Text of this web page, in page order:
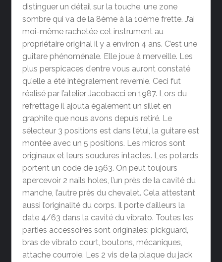
distinguer un détail sur la touche, une zone
sombre qui va de la 8ème à la 10ème frette. J’ai
moi-même rachetée cet instrument au
propriétaire original il y a environ 4 ans. C’est une
guitare phénoménale. Elle joue à merveille. Les
plus perspicaces d’entre vous auront constaté
qu’elle a été intégralement revernie. Ceci fut
réalisé par l’atelier Jacobacci en 1987. Lors du
refrettage il ajouta également un sillet en
graphite que nous avons depuis retiré. Le
sélecteur 3 positions est dans l’étui, la guitare est
montée avec un 5 positions. Les micros sont
originaux et leurs soudures intactes. Les potards
portent un code de 1963. On peut toujours
apercevoir 2 nails holes, l’un près de la cavité du
manche, l’autre près du chevalet. Cela attestant
aussi l’originalité du corps. Il porte d’ailleurs la
date 4/63 dans la cavité du vibrato. Toutes les
parties accessoires sont originales: pickguard,
bras de vibrato court, boutons, mécaniques,
attache courroie. Les 2 vis de la plaque du jack